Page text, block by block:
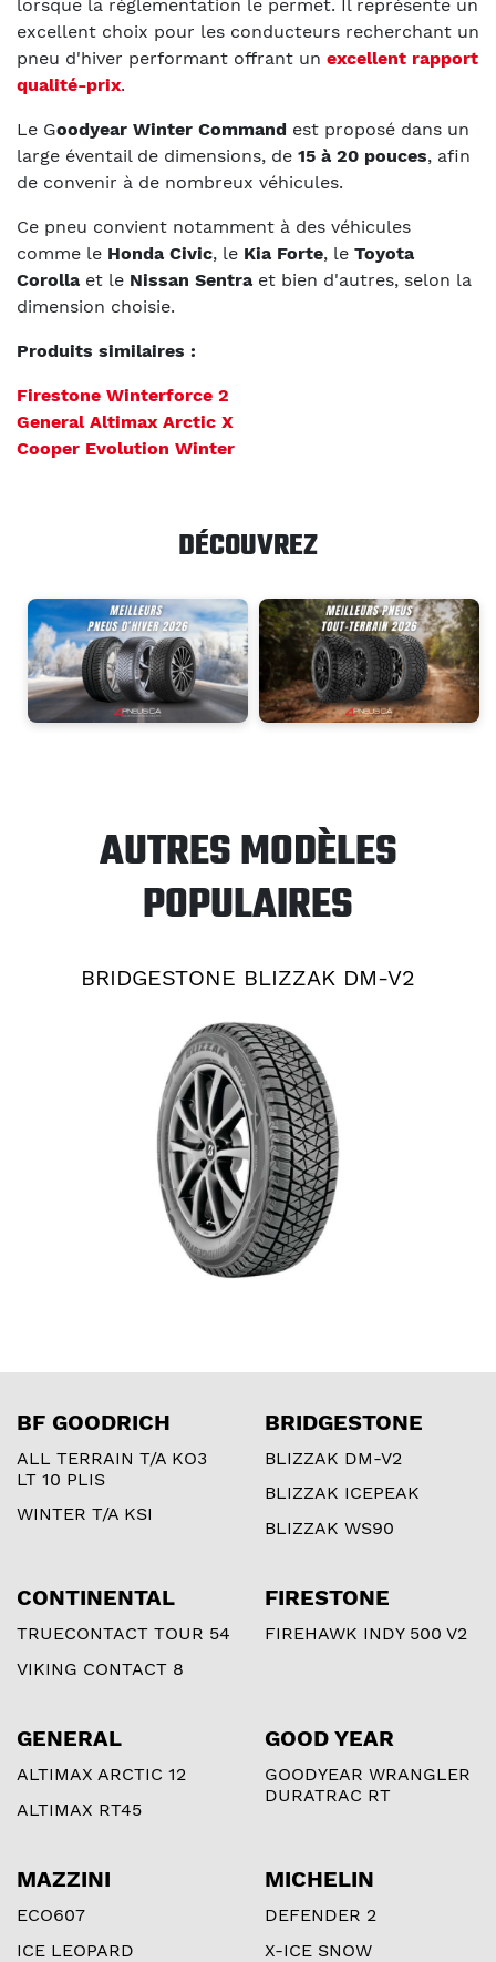
lorsque la réglementation le permet. Il représente un
excellent choix pour les conducteurs recherchant un
pneu d'hiver performant offrant un excellent rapport
qualité-prix.
Le Goodyear Winter Command est proposé dans un
large éventail de dimensions, de 15 à 20 pouces, afin
de convenir à de nombreux véhicules.
Ce pneu convient notamment à des véhicules
comme le Honda Civic, le Kia Forte, le Toyota
Corollaet le Nissan Sentraet bien d'autres, selon la
dimension choisie.
Produits similaires :
Firestone Winterforce 2
General Altimax Arctic X
Cooper Evolution Winter
DÉCOUVREZ
AUTRES MODÈLES
POPULAIRES
BRIDGESTONE BLIZZAK DM-V2
BF GOODRICH
ALL TERRAIN T/A KO3
LT 10 PLIS
WINTER T/A KSI
BRIDGESTONE
BLIZZAK DM-V2
BLIZZAK ICEPEAK
BLIZZAK WS90
CONTINENTAL
TRUECONTACT TOUR 54
VIKING CONTACT 8
FIRESTONE
FIREHAWK INDY 500 V2
GENERAL
ALTIMAX ARCTIC 12
ALTIMAX RT45
GOOD YEAR
GOODYEAR WRANGLER
DURATRAC RT
MAZZINI
ECO607
ICE LEOPARD
MICHELIN
DEFENDER 2
X-ICE SNOW